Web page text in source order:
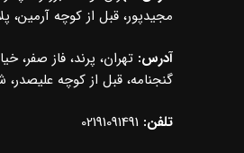
مجیدپور، قبل از کوچه آرمین، پلاک 112، شرکت
آدرس: تهران، پرند، فاز صفر،
گنجنامه، قبل از کوچه علیصدر،
تلفن: 02191091491